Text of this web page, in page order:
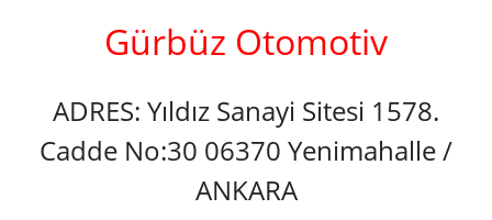
Gürbüz Otomotiv
ADRES: Yıldız Sanayi Sitesi 1578.
Cadde No:30 06370 Yenimahalle /
ANKARA